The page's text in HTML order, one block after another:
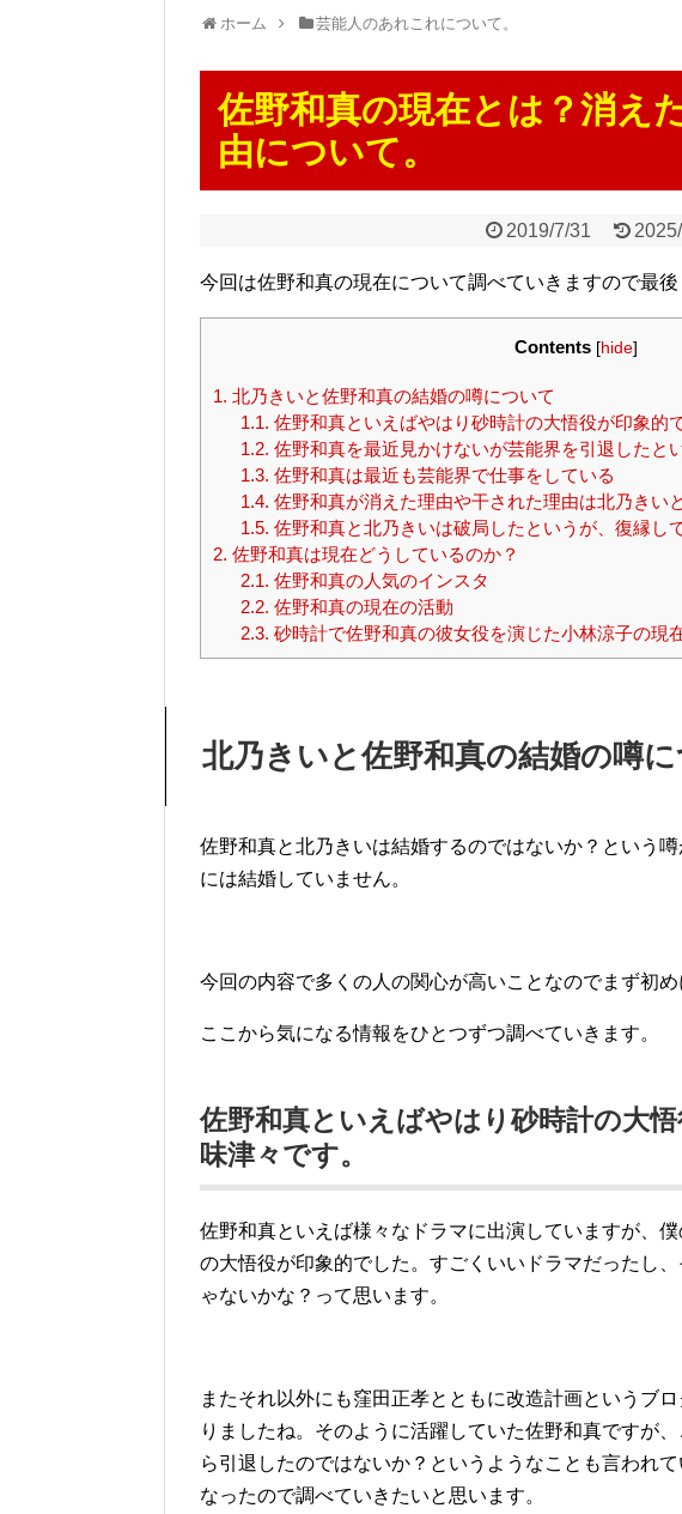
ホーム 芸能人のあれこれについて。
佐野和真の現在とは？消え
由について。
2019/7/31
今回は佐野和真の現在について調べていきますので最
Contents [hide]
1. 北乃きいと佐野和真の結婚の噂について
1.1. 佐野和真といえばやはり砂時計の大悟役が印象的
1.2. 佐野和真を最近見かけないが芸能界を引退したと
1.3. 佐野和真は最近も芸能界で仕事をしている
1.4. 佐野和真が消えた理由や干された理由は北乃きい
1.5. 佐野和真と北乃きいは破局したというが、復縁し
2. 佐野和真は現在どうしているのか？
2.1. 佐野和真の人気のインスタ
2.2. 佐野和真の現在の活動
2.3. 砂時計で佐野和真の彼女役を演じた小林涼子の現
北乃きいと佐野和真の結婚の噂
佐野和真と北乃きいは結婚するのではないか？という
には結婚していません。
今回の内容で多くの人の関心が高いことなのでまず初め
ここから気になる情報をひとつずつ調べていきます。
佐野和真といえばやはり砂時計の大
味津々です。
佐野和真といえば様々なドラマに出演していますが、
の大悟役が印象的でした。すごくいいドラマだったし
ゃないかな？って思います。
またそれ以外にも窪田正孝とともに改造計画というブ
りましたね。そのように活躍していた佐野和真ですが
ら引退したのではないか？というようなことも言われ
なったので調べていきたいと思います。